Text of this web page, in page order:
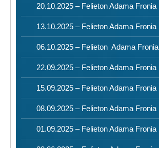
20.10.2025 – Felieton Adama Fronia
13.10.2025 – Felieton Adama Fronia
06.10.2025 – Felieton Adama Fronia
22.09.2025 – Felieton Adama Fronia
15.09.2025 – Felieton Adama Fronia
08.09.2025 – Felieton Adama Fronia
01.09.2025 – Felieton Adama Fronia